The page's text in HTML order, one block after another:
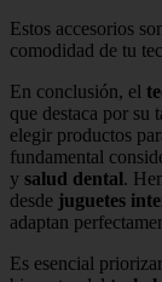
Estos accesorios
comodidad de tu
En conclusión, el
que destaca por su
elegir productos
fundamental
y salud dental .
desde juguetes
adaptan
Es esencial